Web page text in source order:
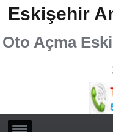
Eskişehir
Oto Açma